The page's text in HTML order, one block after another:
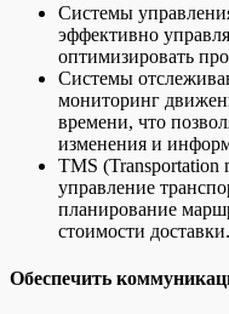
Системы
эффективно
оптимизировать
Системы
мониторинг
времени, что
изменения и
TMS (Transportation
управление
планирование
стоимости доставки.
Обеспечить